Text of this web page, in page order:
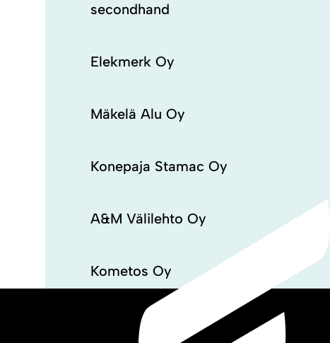
secondhand
Elekmerk Oy
Mäkelä Alu Oy
Konepaja Stamac Oy
A&M Välilehto Oy
Kometos Oy
Ojala-Yhtymä Oy